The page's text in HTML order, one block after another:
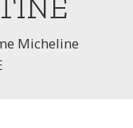
Micheline